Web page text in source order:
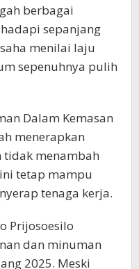
berbagai
sepanjang
menilai laju
sepenuhnya pulih
Dalam Kemasan
menerapkan
menambah
tetap mampu
tenaga kerja.
Prijosoesilo
dan minuman
2025. Meski